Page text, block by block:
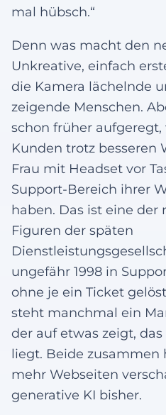
mal hübsch.“
Denn was macht den
Unkreative, einfach
die Kamera lächelnde
zeigende Menschen.
schon früher
Kunden trotz besseren
Frau mit Headset vor
Support-Bereich ihrer
haben. Das ist eine der
Figuren der späten
ungefähr 1998 in
ohne je ein Ticket
steht manchmal ein
der auf etwas zeigt,
liegt. Beide zusammen
mehr Webseiten
generative KI bisher.